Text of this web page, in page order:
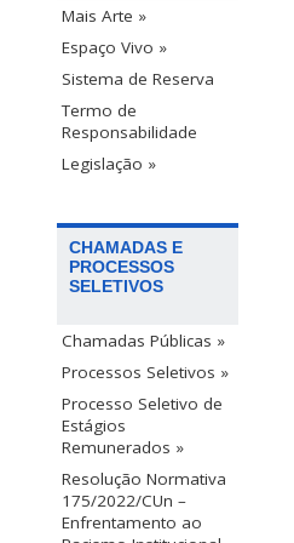
Mais Arte »
Espaço Vivo »
Sistema de Reserva
Termo de
Responsabilidade
Legislação »
CHAMADAS E
PROCESSOS
SELETIVOS
Chamadas Públicas »
Processos Seletivos »
Processo Seletivo de
Estágios
Remunerados »
Resolução Normativa
175/2022/CUn –
Enfrentamento ao